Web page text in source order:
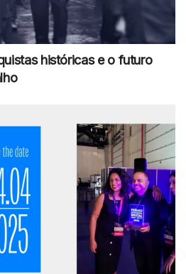
históricas e o futuro